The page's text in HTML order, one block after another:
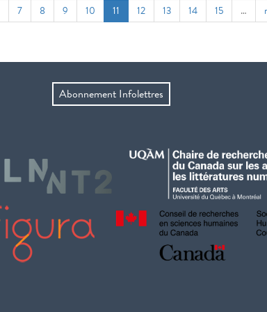
7 8 9 10 11 12 13 14 15 …
Abonnement Infolettres